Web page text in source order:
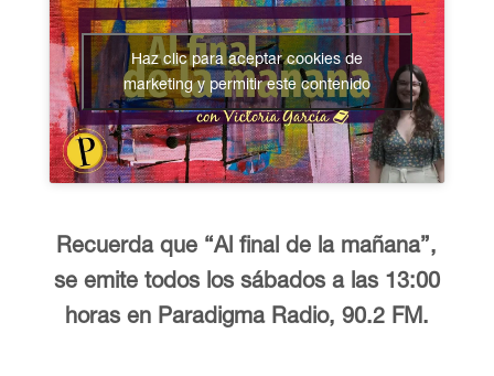
Haz clic para aceptar cookies de
marketing y permitir este contenido
Recuerda que “Al final de la mañana”,
se emite todos los sábados a las 13:00
horas en Paradigma Radio, 90.2 FM.